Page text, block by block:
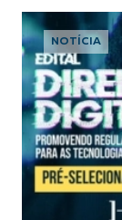
NOTÍCIA